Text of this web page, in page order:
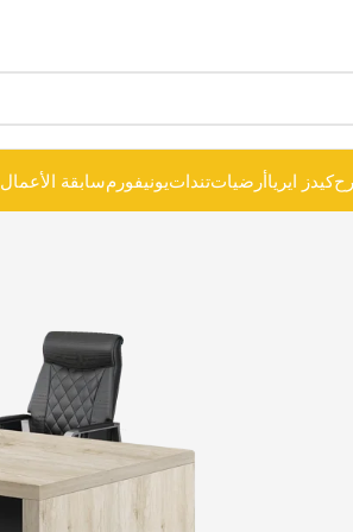
كيدز ايرياأرضياتتنداتيونيفورمسابقة الأعمال